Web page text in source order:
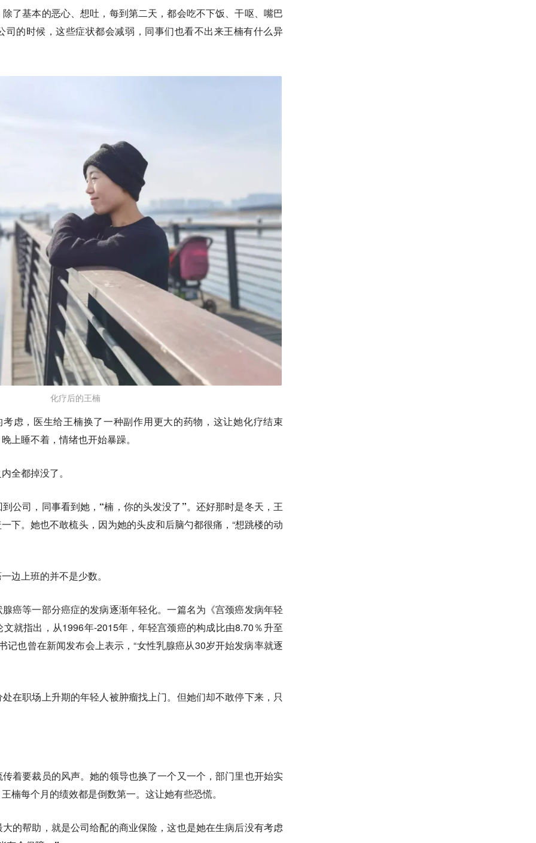
了基本的恶心、想吐，每到第二天，都会吃不下饭、干呕、嘴巴
司的时候，这些症状都会减弱，同事们也看不出来王楠有什么异
化疗后的王楠
虑，医生给王楠换了一种副作用更大的药物，这让她化疗结束
上睡不着，情绪也开始暴躁。
全都掉没了。
公司，同事看到她，“楠，你的头发没了”。 还好那时是冬天，王
下。她也不敢梳头，因为她的头皮和后脑勺都很痛，“想跳楼的动
边上班的并不是少数。
癌等一部分癌症的发病逐渐年轻化。一篇名为《宫颈癌发病年轻
就指出，从1996年-2015年，年轻宫颈癌的构成比由8.70％升至
记也曾在新闻发布会上表示，“女性乳腺癌从30岁开始发病率就逐
在职场上升期的年轻人被肿瘤找上门。 但她们却不敢停下来，只
着要裁员的风声。她的领导也换了一个又一个，部门里也开始实
楠每个月的绩效都是倒数第一。这让她有些恐慌。
的帮助，就是公司给配的商业保险，这也是她在生病后没有考虑